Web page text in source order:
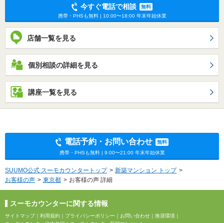
今すぐ電話で相談
無料
携帯・PHSも無料 | 10:00〜18:00 年末年始休業
店舗一覧を見る
個別相談の詳細を見る
講座一覧を見る
電話予約・お問い合わせ
無料
携帯・PHSも無料 | 9:00〜21:00 年末年始休業
SUUMO公式 スーモカウンタートップ
新築マンション トップ
お客様の声
東京都 お客様の声 詳細
スーモカウンターに関する情報
サイトマップ｜ 利用規約 ｜ プライバシーポリシー ｜ お問い合わせ ｜ 推奨環境 ｜